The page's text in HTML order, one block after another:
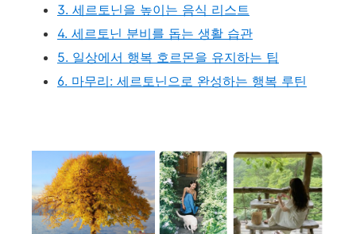
3. 세르토닌을 높이는 음식 리스트
4. 세르토닌 분비를 돕는 생활 습관
5. 일상에서 행복 호르몬을 유지하는 팁
6. 마무리: 세르토닌으로 완성하는 행복 루틴